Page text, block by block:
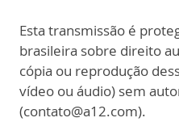
Esta transmissão é
brasileira sobre direito
cópia ou reprodução
vídeo ou áudio) sem
(contato@a12.com).